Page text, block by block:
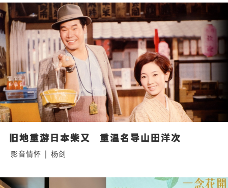
旧地重游日本柴又   重温名导山田洋次
影音情怀 | 杨剑